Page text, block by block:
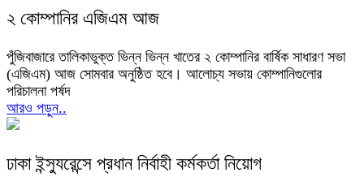
২ কোম্পানির এজিএম আজ
পুঁজিবাজারে তালিকাভুক্ত ভিন্ন ভিন্ন খাতের ২ কোম্পানির বার্ষিক সাধারণ সভা
(এজিএম) আজ সোমবার অনুষ্ঠিত হবে। আলোচ্য সভায় কোম্পানিগুলোর
পরিচালনা পর্ষদ
আরও পড়ুন..
ঢাকা ইন্স্যুরেন্সে প্রধান নির্বাহী কর্মকর্তা নিয়োগ